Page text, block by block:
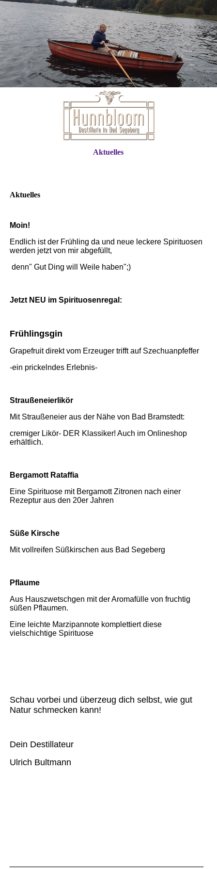
Aktuelles
Aktuelles
Moin!
Endlich ist der Frühling da und neue leckere Spirituosen
werden jetzt von mir abgefüllt,
denn" Gut Ding will Weile haben";)
Jetzt NEU im Spirituosenregal:
Frühlingsgin
Grapefruit direkt vom Erzeuger trifft auf Szechuanpfeffer
-ein prickelndes Erlebnis-
Straußeneierlikör
Mit Straußeneier aus der Nähe von Bad Bramstedt:
cremiger Likör- DER Klassiker! Auch im Onlineshop
erhältlich.
Bergamott Rataffia
Eine Spirituose mit Bergamott Zitronen nach einer
Rezeptur aus den 20er Jahren
Süße Kirsche
Mit vollreifen Süßkirschen aus Bad Segeberg
Pflaume
Aus Hauszwetschgen mit der Aromafülle von fruchtig
süßen Pflaumen.
Eine leichte Marzipannote komplettiert diese
vielschichtige Spirituose
Schau vorbei und überzeug dich selbst, wie gut
Natur schmecken kann!
Dein Destillateur
Ulrich Bultmann